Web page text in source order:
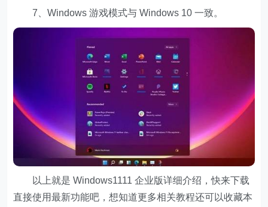
7、Windows 游戏模式与 Windows 10 一致。
以上就是 Windows1111 企业版详细介绍，快来下载
直接使用最新功能吧，想知道更多相关教程还可以收藏本